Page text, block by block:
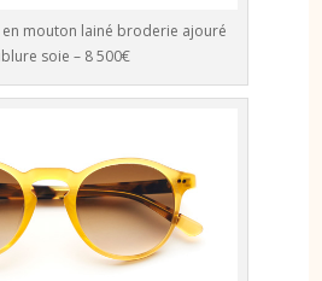
en mouton lainé broderie ajouré
soie – 8 500€